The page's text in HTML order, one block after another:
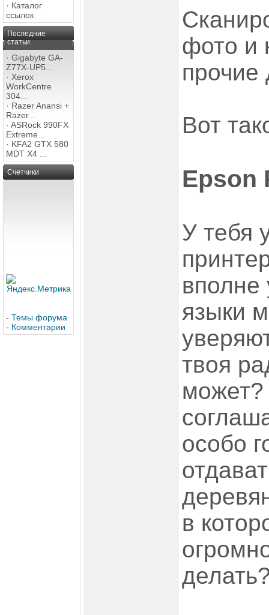
· Каталог
ссылок
Последние
статьи
· Gigabyte GA-
Z77X-UP5...
· Xerox
WorkCentre
304...
· Razer Anansi +
Razer...
· ASRock 990FX
Extreme...
· KFA2 GTX 580
MDT X4 ...
Счетчики
- Темы форума
- Комментарии
фото и
прочие
Вот
Epson
У тебя
вполне
языки
твоя
особо
в